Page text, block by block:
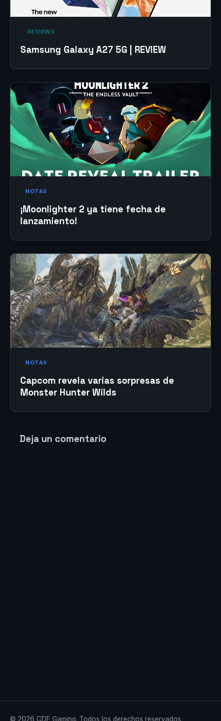
‎ REVIEWS‎
Samsung Galaxy A27 5G | REVIEW
NOTAS
¡Moonlighter 2 ya tiene fecha de
lanzamiento!
NOTAS
Capcom revela varias sorpresas de
Monster Hunter Wilds
Deja un comentario
© 2026 CDF Gaming. Todos los derechos reservados.